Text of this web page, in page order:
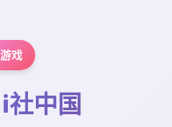
戏
中国